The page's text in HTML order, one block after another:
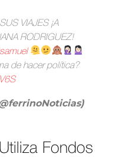
VIAJES ¡A
RODRIGUEZ!
de hacer política?
Fondos